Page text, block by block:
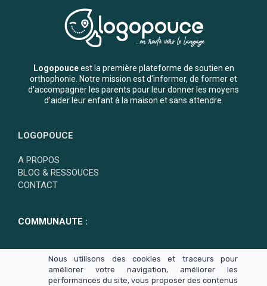
Logopouceest la première plateforme de soutien en
orthophonie. Notre mission est d'informer, de former et
d'accompagner les parents pour leur donner les moyens
d'aider leur enfant à la maison et sans attendre.
LOGOPOUCE
A PROPOS
BLOG & RESSOUCES
CONTACT
COMMUNAUTE :
Nous utilisons des cookies et traceurs pour
améliorer votre navigation, améliorer les
performances du site, vous proposer des contenus